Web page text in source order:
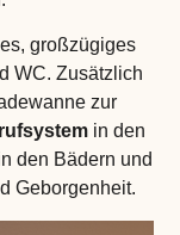
großzügiges
WC. Zusätzlich
zur
in den
den Bädern und
Geborgenheit.